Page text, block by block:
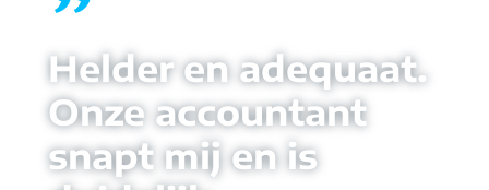
Helder en adequaat.
Onze accountant
snapt mij en is